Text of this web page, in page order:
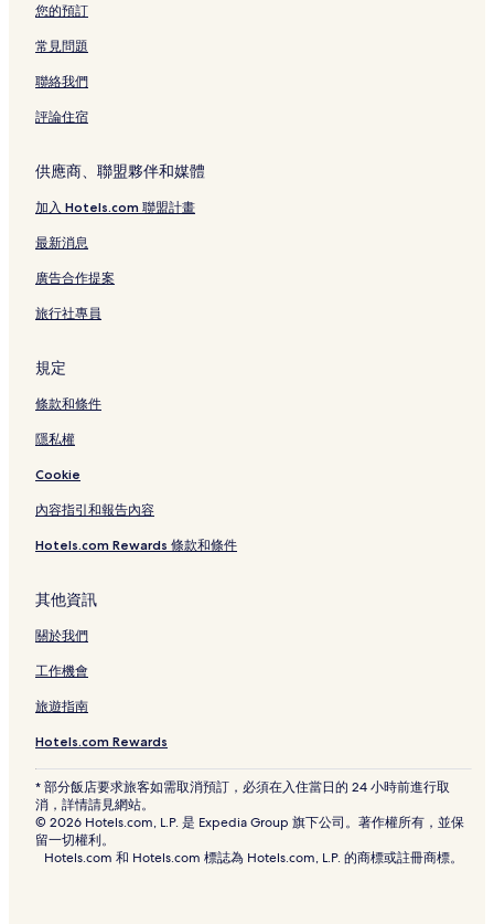
您的預訂
常見問題
聯絡我們
評論住宿
供應商、聯盟夥伴和媒體
加入 Hotels.com 聯盟計畫
最新消息
廣告合作提案
旅行社專員
規定
條款和條件
隱私權
Cookie
內容指引和報告內容
Hotels.com Rewards 條款和條件
其他資訊
關於我們
工作機會
旅遊指南
Hotels.com Rewards
* 部分飯店要求旅客如需取消預訂，必須在入住當日的 24 小時前進行取
消，詳情請見網站。
© 2026 Hotels.com, L.P. 是 Expedia Group 旗下公司。著作權所有，並保
留一切權利。
Hotels.com 和 Hotels.com 標誌為 Hotels.com, L.P. 的商標或註冊商標。